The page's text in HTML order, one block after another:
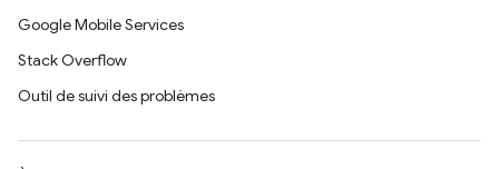
Google Mobile Services
Stack Overflow
Outil de suivi des problèmes